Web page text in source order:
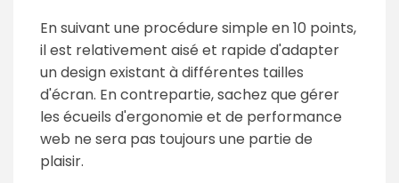
En suivant une procédure simple en 10 points,
il est relativement aisé et rapide d'adapter
un design existant à différentes tailles
d'écran. En contrepartie, sachez que gérer
les écueils d'ergonomie et de performance
web ne sera pas toujours une partie de
plaisir.